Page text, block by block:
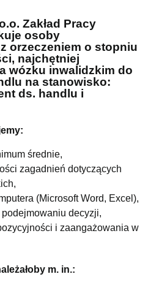
Zakład Pracy
osoby
orzeczeniem o stopniu
najchętniej
wózku inwalidzkim do
na stanowisko:
ds. handlu i
średnie,
zagadnień dotyczących
(Microsoft Word, Excel),
decyzji,
i zaangażowania w
m. in.: